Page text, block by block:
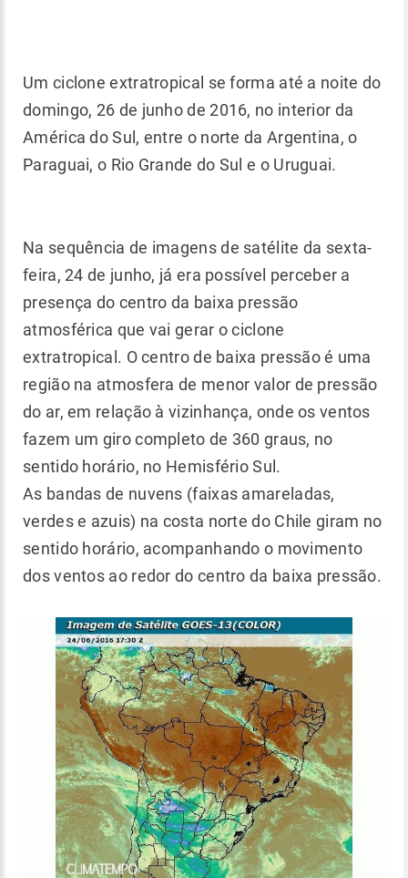
Um ciclone extratropical se forma até a noite do
domingo, 26 de junho de 2016, no interior da
América do Sul, entre o norte da Argentina, o
Paraguai, o Rio Grande do Sul e o Uruguai.
Na sequência de imagens de satélite da sexta-
feira, 24 de junho, já era possível perceber a
presença do centro da baixa pressão
atmosférica que vai gerar o ciclone
extratropical. O centro de baixa pressão é uma
região na atmosfera de menor valor de pressão
do ar, em relação à vizinhança, onde os ventos
fazem um giro completo de 360 graus, no
sentido horário, no Hemisfério Sul.
As bandas de nuvens (faixas amareladas,
verdes e azuis) na costa norte do Chile giram no
sentido horário, acompanhando o movimento
dos ventos ao redor do centro da baixa pressão.